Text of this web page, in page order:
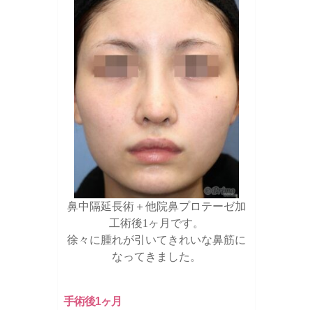
鼻中隔延長術＋他院鼻プロテーゼ加
工術後1ヶ月です。
徐々に腫れが引いてきれいな鼻筋に
なってきました。
手術後1ヶ月